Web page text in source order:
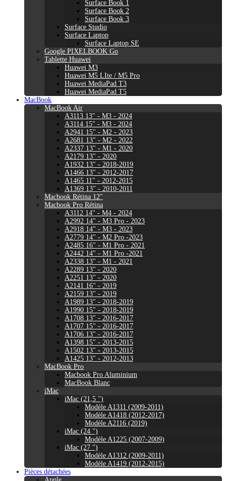
Surface Book 1
Surface Book 2
Surface Book 3
Surface Studio
Surface Laptop
Surface Laptop SE
Google PIXELBOOK Go
Tablette Huawei
Huawei M3
Huawei M5 LIte / M5 Pro
Huawei MediaPad T3
Huawei MediaPad T5
MacBook
MacBook Air
A3113 13" - M3 - 2024
A3114 15" - M3 - 2024
A2941 15" - M2 - 2023
A2681 13" - M2 - 2022
A2337 13" - M1 - 2020
A2179 13" - 2020
A1932 13" - 2018-2019
A1466 13" - 2012-2017
A1465 11" - 2012-2015
A1369 13" - 2010-2011
Macbook Rétina 12"
Macbook Pro Rétina
A3112 14" - M4 - 2024
A2992 14" - M3 Pro - 2023
A2918 14" - M3 - 2023
A2779 14" - M2 Pro -2023
A2485 16" - M1 Pro - 2021
A2442 14" - M1 Pro -2021
A2338 13" - M1 - 2021
A2289 13" - 2020
A2251 13" - 2020
A2141 16" - 2019
A2159 13" - 2019
A1989 13" - 2018-2019
A1990 15" - 2018-2019
A1708 13" - 2016-2017
A1707 15" - 2016-2017
A1706 13" - 2016-2017
A1398 15" - 2013-2015
A1502 13" - 2013-2015
A1425 13" - 2012-2013
MacBook Pro
Macbook Pro Aluminium
MacBook Blanc
iMac
iMac (21,5 ")
Modèle A1311 (2009-2011)
Modèle A1418 (2012-2017)
Modèle A2116 (2019)
iMac (24 ")
Modèle A1225 (2007-2009)
iMac (27 ")
Modèle A1312 (2009-2011)
Modèle A1419 (2012-2015)
Pièces détachées